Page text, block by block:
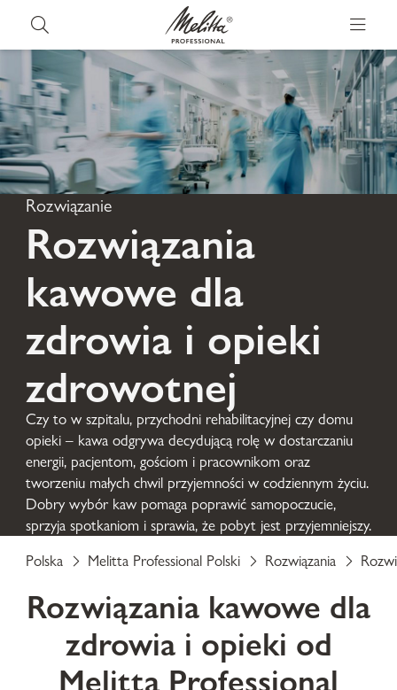
Rozwiązanie
Rozwiązania
kawowe dla
zdrowia i opieki
zdrowotnej
Czy to w szpitalu, przychodni rehabilitacyjnej czy domu
opieki – kawa odgrywa decydującą rolę w dostarczaniu
energii, pacjentom, gościom i pracownikom oraz
tworzeniu małych chwil przyjemności w codziennym życiu.
Dobry wybór kaw pomaga poprawić samopoczucie,
sprzyja spotkaniom i sprawia, że pobyt jest przyjemniejszy.
Polska
Melitta Professional Polski Rozwiązania
Rozwiązania kawowe dla
zdrowia i opieki od
Melitta Professional